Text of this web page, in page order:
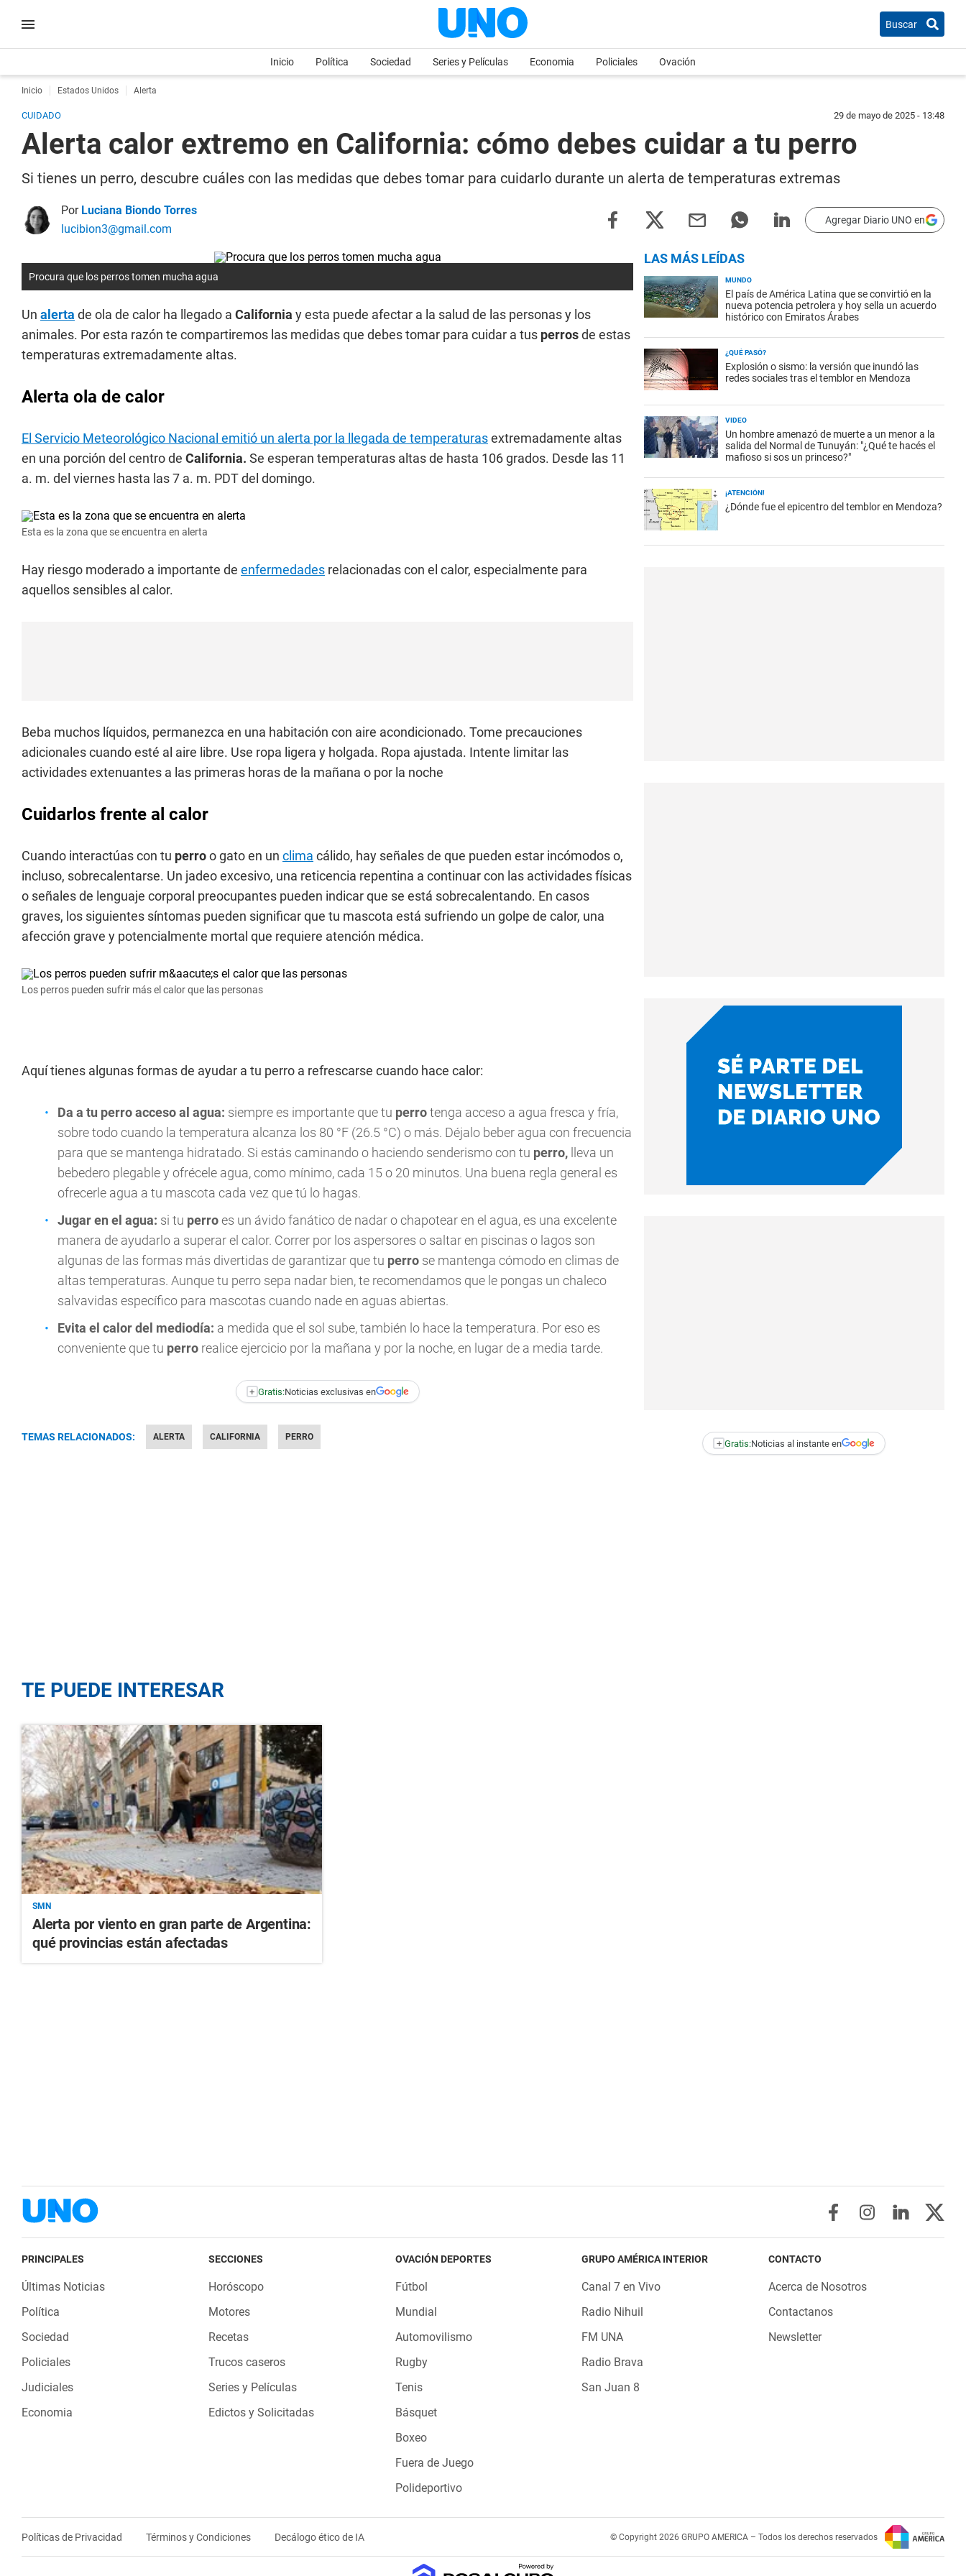
Buscar
Inicio Política Sociedad Series y Películas Economia Policiales Ovación
Inicio Estados Unidos Alerta
CUIDADO 29 de mayo de 2025 - 13:48
Alerta calor extremo en California: cómo debes cuidar a tu perro
Si tienes un perro, descubre cuáles con las medidas que debes tomar para cuidarlo durante un alerta de temperaturas extremas
Por Luciana Biondo Torres
lucibion3@gmail.com
Agregar Diario UNO en
Procura que los perros tomen mucha agua
Un alerta de ola de calor ha llegado a California y esta puede afectar a la salud de las personas y los
animales. Por esta razón te compartiremos las medidas que debes tomar para cuidar a tus perrosde estas
temperaturas extremadamente altas.
Alerta ola de calor
El Servicio Meteorológico Nacional emitió un alerta por la llegada de temperaturasextremadamente altas
en una porción del centro de California. Se esperan temperaturas altas de hasta 106 grados. Desde las 11
a. m. del viernes hasta las 7 a. m. PDT del domingo.
Esta es la zona que se encuentra en alerta
Hay riesgo moderado a importante de enfermedades relacionadas con el calor, especialmente para
aquellos sensibles al calor.
Beba muchos líquidos, permanezca en una habitación con aire acondicionado. Tome precauciones
adicionales cuando esté al aire libre. Use ropa ligera y holgada. Ropa ajustada. Intente limitar las
actividades extenuantes a las primeras horas de la mañana o por la noche
Cuidarlos frente al calor
Cuando interactúas con tu perroo gato en un clima cálido, hay señales de que pueden estar incómodos o,
incluso, sobrecalentarse. Un jadeo excesivo, una reticencia repentina a continuar con las actividades físicas
o señales de lenguaje corporal preocupantes pueden indicar que se está sobrecalentando. En casos
graves, los siguientes síntomas pueden significar que tu mascota está sufriendo un golpe de calor, una
afección grave y potencialmente mortal que requiere atención médica.
Los perros pueden sufrir más el calor que las personas
Aquí tienes algunas formas de ayudar a tu perro a refrescarse cuando hace calor:
Da a tu perro acceso al agua: siempre es importante que tu perrotenga acceso a agua fresca y fría,
sobre todo cuando la temperatura alcanza los 80 °F (26.5 °C) o más. Déjalo beber agua con frecuencia
para que se mantenga hidratado. Si estás caminando o haciendo senderismo con tu perro, lleva un
bebedero plegable y ofrécele agua, como mínimo, cada 15 o 20 minutos. Una buena regla general es
ofrecerle agua a tu mascota cada vez que tú lo hagas.
Jugar en el agua: si tu perroes un ávido fanático de nadar o chapotear en el agua, es una excelente
manera de ayudarlo a superar el calor. Correr por los aspersores o saltar en piscinas o lagos son
algunas de las formas más divertidas de garantizar que tu perro se mantenga cómodo en climas de
altas temperaturas. Aunque tu perro sepa nadar bien, te recomendamos que le pongas un chaleco
salvavidas específico para mascotas cuando nade en aguas abiertas.
Evita el calor del mediodía: a medida que el sol sube, también lo hace la temperatura. Por eso es
conveniente que tu perro realice ejercicio por la mañana y por la noche, en lugar de a media tarde.
+ Gratis:Noticias exclusivas en
TEMAS RELACIONADOS: ALERTA CALIFORNIA PERRO
LAS MÁS LEÍDAS
MUNDO
El país de América Latina que se convirtió en la
nueva potencia petrolera y hoy sella un acuerdo
histórico con Emiratos Árabes
¿QUÉ PASÓ?
Explosión o sismo: la versión que inundó las
redes sociales tras el temblor en Mendoza
VIDEO
Un hombre amenazó de muerte a un menor a la
salida del Normal de Tunuyán: "¿Qué te hacés el
mafioso si sos un princeso?"
¡ATENCIÓN!
¿Dónde fue el epicentro del temblor en Mendoza?
+ Gratis:Noticias al instante en
TE PUEDE INTERESAR
SMN
Alerta por viento en gran parte de Argentina:
qué provincias están afectadas
PRINCIPALES
Últimas Noticias
Política
Sociedad
Policiales
Judiciales
Economia
SECCIONES
Horóscopo
Motores
Recetas
Trucos caseros
Series y Películas
Edictos y Solicitadas
OVACIÓN DEPORTES
Fútbol
Mundial
Automovilismo
Rugby
Tenis
Básquet
Boxeo
Fuera de Juego
Polideportivo
GRUPO AMÉRICA INTERIOR
Canal 7 en Vivo
Radio Nihuil
FM UNA
Radio Brava
San Juan 8
CONTACTO
Acerca de Nosotros
Contactanos
Newsletter
Políticas de Privacidad Términos y Condiciones Decálogo ético de IA © Copyright 2026 GRUPO AMERICA – Todos los derechos reservados